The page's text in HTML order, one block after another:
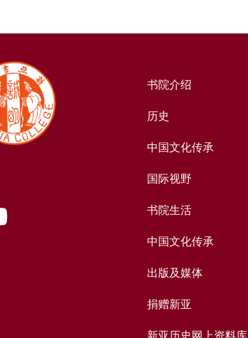
书院介绍
历史
中国文化传承
国际视野
书院生活
中国文化传承
出版及媒体
捐赠新亚
新亚历史网上资料库